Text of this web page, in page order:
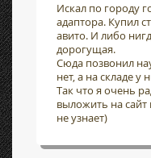
Искал по городу
адаптора. Купил
авито. И либо
дорогущая.
Сюда позвонил
нет, а на складе
Так что я очень
выложить на сайт
не узнает)